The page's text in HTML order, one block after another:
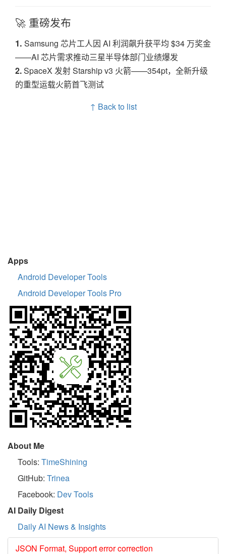
🚀 重磅发布
1. Samsung 芯片工人因 AI 利润飙升获平均 $34 万奖金
——AI 芯片需求推动三星半导体部门业绩爆发
2.SpaceX 发射 Starship v3 火箭——354pt，全新升级
的重型运载火箭首飞测试
↑ Back to list
Apps
Android Developer Tools
Android Developer Tools Pro
About Me
Tools: TimeShining
GitHub: Trinea
Facebook: Dev Tools
AI Daily Digest
Daily AI News & Insights
JSON Format, Support error correction